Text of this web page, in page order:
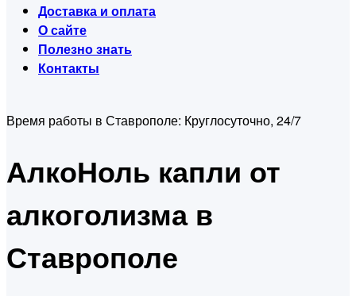
Доставка и оплата
О сайте
Полезно знать
Контакты
Время работы в Ставрополе: Круглосуточно, 24/7
АлкоНоль капли от
алкоголизма в
Ставрополе